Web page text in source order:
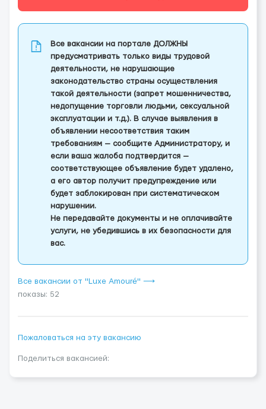
Все вакансии на портале ДОЛЖНЫ
предусматривать только виды трудовой
деятельности, не нарушающие
законодательство страны осуществления
такой деятельности (запрет мошенничества,
недопущение торговли людьми, сексуальной
эксплуатации и т.д.). В случае выявления в
объявлении несоответствия таким
требованиям — сообщите Администратору, и
если ваша жалоба подтвердится —
соответствующее объявление будет удалено,
а его автор получит предупреждение или
будет заблокирован при систематическом
нарушении.
Не передавайте документы и не оплачивайте
услуги, не убедившись в их безопасности для
вас.
Все вакансии от "Luxe Amouré" ⟶
показы: 52
Пожаловаться на эту вакансию
Поделиться вакансией: